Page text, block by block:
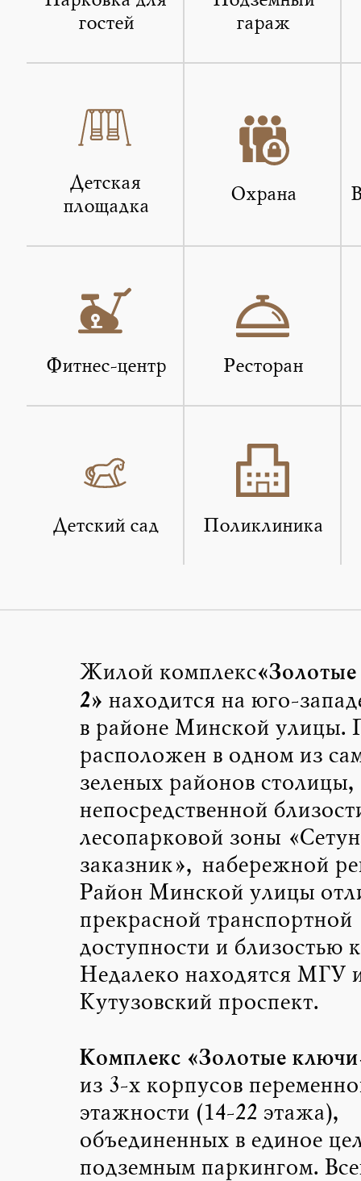
гостей
гараж
Детская
площадка
Охрана
Фитнес-центр Ресторан
Детский сад Поликлиника
Жилой комплекс
2» находится на юго-
в районе Минской улицы.
расположен в одном из
зеленых районов столицы,
непосредственной
лесопарковой зоны
заказник», набережной
Район Минской улицы
прекрасной транспортной
доступности и близостью
Недалеко находятся МГУ
Кутузовский проспект.
Комплекс «Золотые
из 3-х корпусов
этажности (14-22 этажа),
объединенных в единое
подземным паркингом.